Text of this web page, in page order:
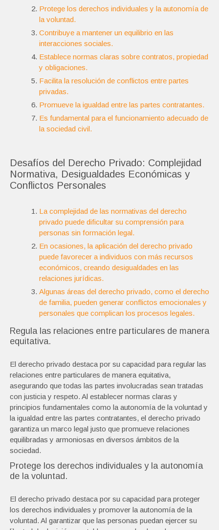
Protege los derechos individuales y la autonomía de
la voluntad.
Contribuye a mantener un equilibrio en las
interacciones sociales.
Establece normas claras sobre contratos, propiedad
y obligaciones.
Facilita la resolución de conflictos entre partes
privadas.
Promueve la igualdad entre las partes contratantes.
Es fundamental para el funcionamiento adecuado de
la sociedad civil.
Desafíos del Derecho Privado: Complejidad
Normativa, Desigualdades Económicas y
Conflictos Personales
La complejidad de las normativas del derecho
privado puede dificultar su comprensión para
personas sin formación legal.
En ocasiones, la aplicación del derecho privado
puede favorecer a individuos con más recursos
económicos, creando desigualdades en las
relaciones jurídicas.
Algunas áreas del derecho privado, como el derecho
de familia, pueden generar conflictos emocionales y
personales que complican los procesos legales.
Regula las relaciones entre particulares de manera
equitativa.
El derecho privado destaca por su capacidad para regular las
relaciones entre particulares de manera equitativa,
asegurando que todas las partes involucradas sean tratadas
con justicia y respeto. Al establecer normas claras y
principios fundamentales como la autonomía de la voluntad y
la igualdad entre las partes contratantes, el derecho privado
garantiza un marco legal justo que promueve relaciones
equilibradas y armoniosas en diversos ámbitos de la
sociedad.
Protege los derechos individuales y la autonomía
de la voluntad.
El derecho privado destaca por su capacidad para proteger
los derechos individuales y promover la autonomía de la
voluntad. Al garantizar que las personas puedan ejercer su